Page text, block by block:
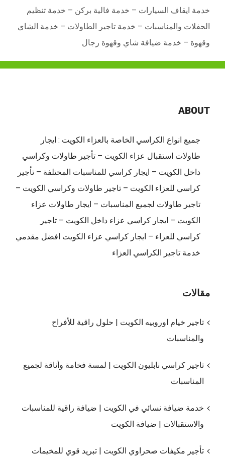
خدمة ايقاف السيارات – خدمة فالية بركن – خدمة تنظيم
الحفلات والمناسبات – خدمة تاجير الطاولات – خدمة الشاي
وقهوة – خدمة ضيافة شاي وقهوة رجال
ABOUT
جميع انواع الكراسي الخاصة بالعزاء الكويت : ايجار
طاولات استقبال عزاء الكويت – تأجير طاولات وكراسي
داخل الكويت – ايجار كراسي للمناسبات المختلفة – تأجير
كراسي للعزاء الكويت – تاجير طاولات وكراسي الكويت –
تاجير طاولات لجميع المناسبات – ايجار طاولات عزاء
الكويت – ايجار كراسي عزاء داخل الكويت – تاجير
كراسي للعزاء – ايجار كراسي عزاء الكويت افضل مقدمي
خدمة تاجير الكراسي العزاء
مقالات
تاجير خيام اوروبيه الكويت | حلول راقية للأفراح
والمناسبات
تاجير كراسي نابليون الكويت | لمسة فخامة وأناقة لجميع
المناسبات
خدمة ضيافة نسائي في الكويت | ضيافة راقية للمناسبات
والاستقبالات | ضيافة الكويت
تأجير مكيفات صحراوي الكويت | تبريد قوي للمخيمات